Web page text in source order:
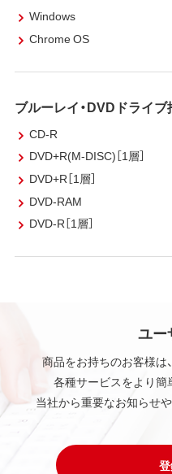
Windows
Chrome OS
ブルーレイ・DVDドライ
CD-R
DVD+R(M-DISC)［1層］
DVD+R［1層］
DVD-RAM
DVD-R［1層］
ユー
商品をお持ちのお客様は
各種サービスをより簡
当社から重要なお知らせ